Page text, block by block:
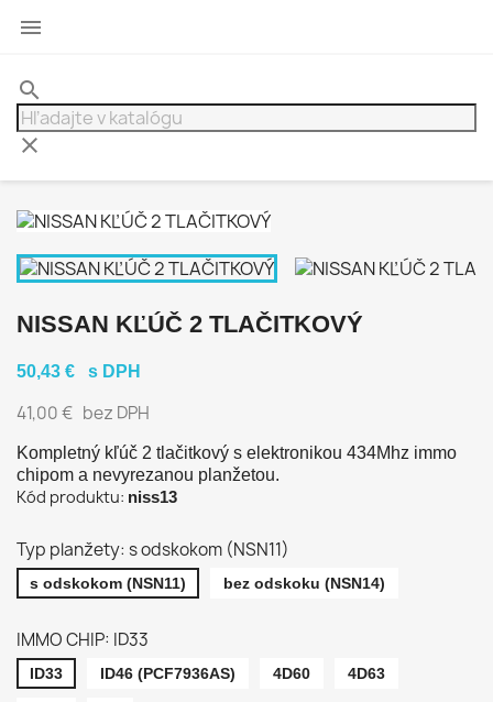

search
clear
NISSAN KĽÚČ 2 TLAČITKOVÝ
50,43 € s DPH
41,00 € bez DPH
Kompletný kľúč 2 tlačitkový s elektronikou 434Mhz immo
chipom a nevyrezanou planžetou.
Kód produktu: niss13
Typ planžety: s odskokom (NSN11)
s odskokom (NSN11) bez odskoku (NSN14)
IMMO CHIP: ID33
ID33 ID46 (PCF7936AS) 4D60 4D63